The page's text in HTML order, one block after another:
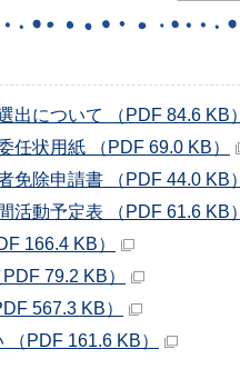
について （PDF 84.6 KB）
状用紙 （PDF 69.0 KB）
除申請書 （PDF 44.0 KB）
動予定表 （PDF 61.6 KB）
166.4 KB）
79.2 KB）
567.3 KB）
PDF 161.6 KB）